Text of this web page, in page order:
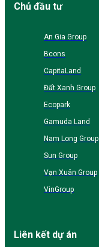
Chủ đầu tư
An Gia Group
Bcons
CapitaLand
Đất Xanh Group
Ecopark
Gamuda Land
Nam Long Group
Sun Group
Vạn Xuân Group
VinGroup
Liên kết dự án